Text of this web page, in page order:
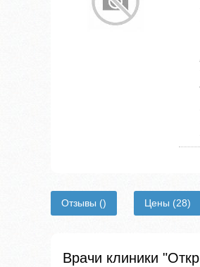
Отзывы () Цены (28)
Врачи клиники